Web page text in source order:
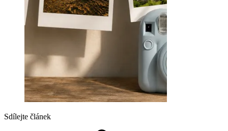
Sdílejte článek